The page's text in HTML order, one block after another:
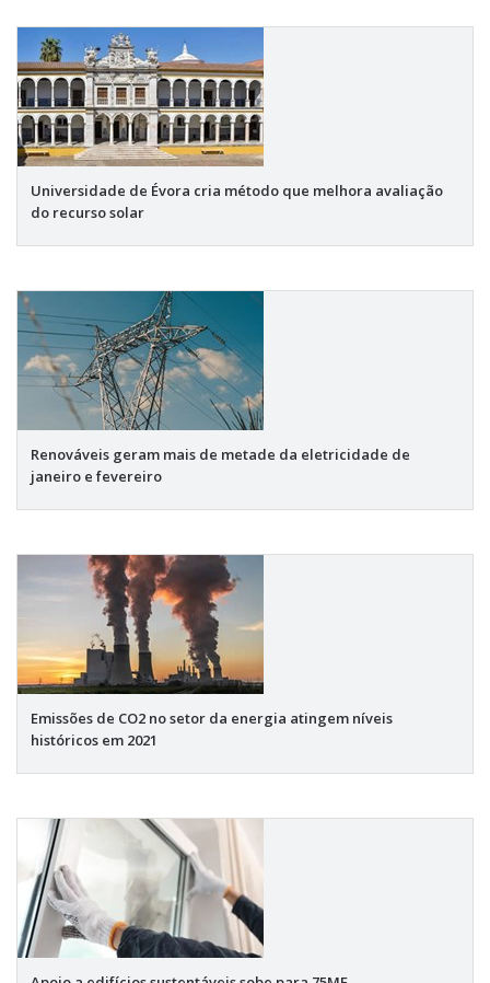
Universidade de Évora cria método que melhora avaliação
do recurso solar
Renováveis geram mais de metade da eletricidade de
janeiro e fevereiro
Emissões de CO2 no setor da energia atingem níveis
históricos em 2021